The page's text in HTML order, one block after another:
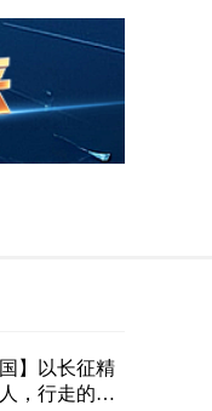
国】以长征精
，行走的思